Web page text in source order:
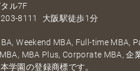
ル7F
8111 大阪駅徒歩1分
Weekend MBA, Full-time MBA,
MBA Plus, Corporate MBA, 企
学園の登録商標です。